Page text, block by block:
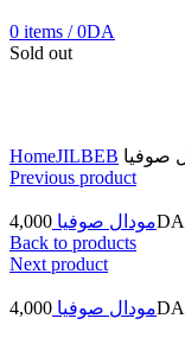
0 items / 0DA
Sold out
HomeJILBEB صوفيا
Previous product
مودال صوفيا 4,000
DA
Back to products
Next product
مودال صوفيا 4,000 DA